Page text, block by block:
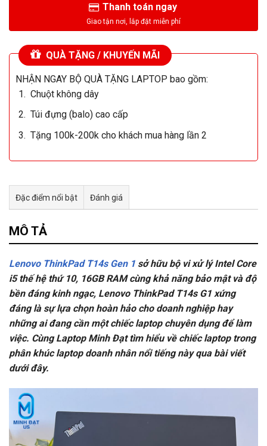
Thanh toán ngay
QUÀ TẶNG / KHUYẾN MÃI
NHẬN NGAY BỘ QUÀ TẶNG LAPTOP bao gồm:
Chuột không dây
Túi đựng (balo) cao cấp
Tặng 100k-200k cho khách mua hàng lần 2
Đặc điểm nổi bật Đánh giá
Tư vấn & bán hàng qua Facebook
MÔ TẢ
Lenovo ThinkPad T14s Gen 1 sở hữu bộ vi xử lý Intel Core
i5 thế hệ thứ 10, 16GB RAM cùng khả năng bảo mật và độ
bền đáng kinh ngạc, Lenovo ThinkPad T14s G1 xứng
đáng là sự lựa chọn hoàn hảo cho doanh nghiệp hay
những ai đang cần một chiếc laptop chuyên dụng để làm
việc. Cùng Laptop Minh Đạt tìm hiểu về chiếc laptop trong
phân khúc laptop doanh nhân nổi tiếng này qua bài viết
dưới đây.